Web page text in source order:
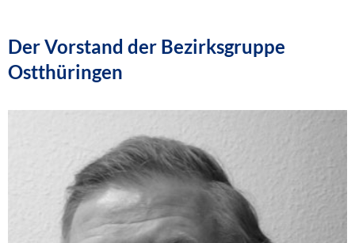
Der Vorstand der Bezirksgruppe
Ostthüringen